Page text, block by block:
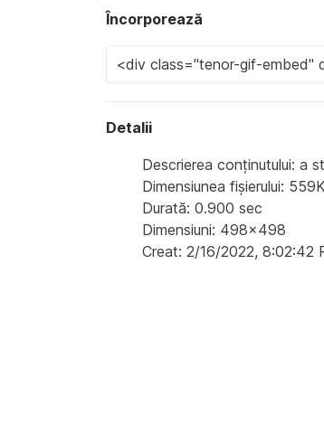
Încorporează
Detalii
Descrierea conținutului: a
Dimensiunea fișierului:
Durată: 0.900 sec
Dimensiuni: 498x498
Creat: 2/16/2022, 8:02:42